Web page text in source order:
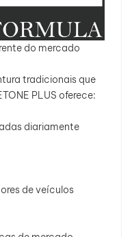
do mercado
tradicionais que
PLUS oferece:
diariamente
de veículos